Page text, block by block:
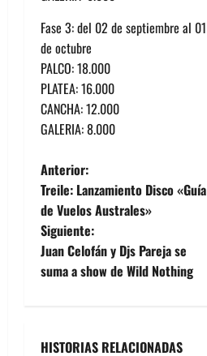
Fase 3: del 02 de septiembre al 01
de octubre
PALCO: 18.000
PLATEA: 16.000
CANCHA: 12.000
GALERIA: 8.000
N
a
v
e
a
Anterior:
Treile: Lanzamiento Disco «Guía
de Vuelos Australes»
Siguiente:
Juan Celofán y Djs Pareja se
suma a show de Wild Nothing
HISTORIAS RELACIONADAS